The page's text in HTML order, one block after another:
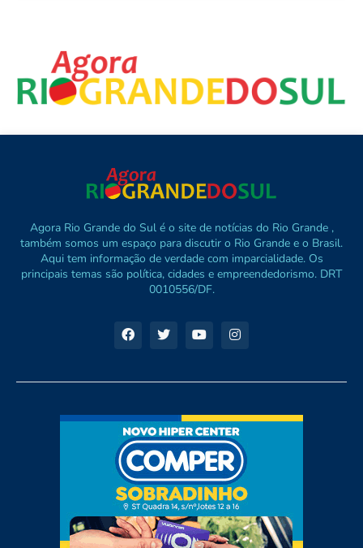
Agora Rio Grande do Sul é o site de notícias do Rio Grande ,
também somos um espaço para discutir o Rio Grande e o Brasil.
Aqui tem informação de verdade com imparcialidade. Os
principais temas são política, cidades e empreendedorismo. DRT
0010556/DF.